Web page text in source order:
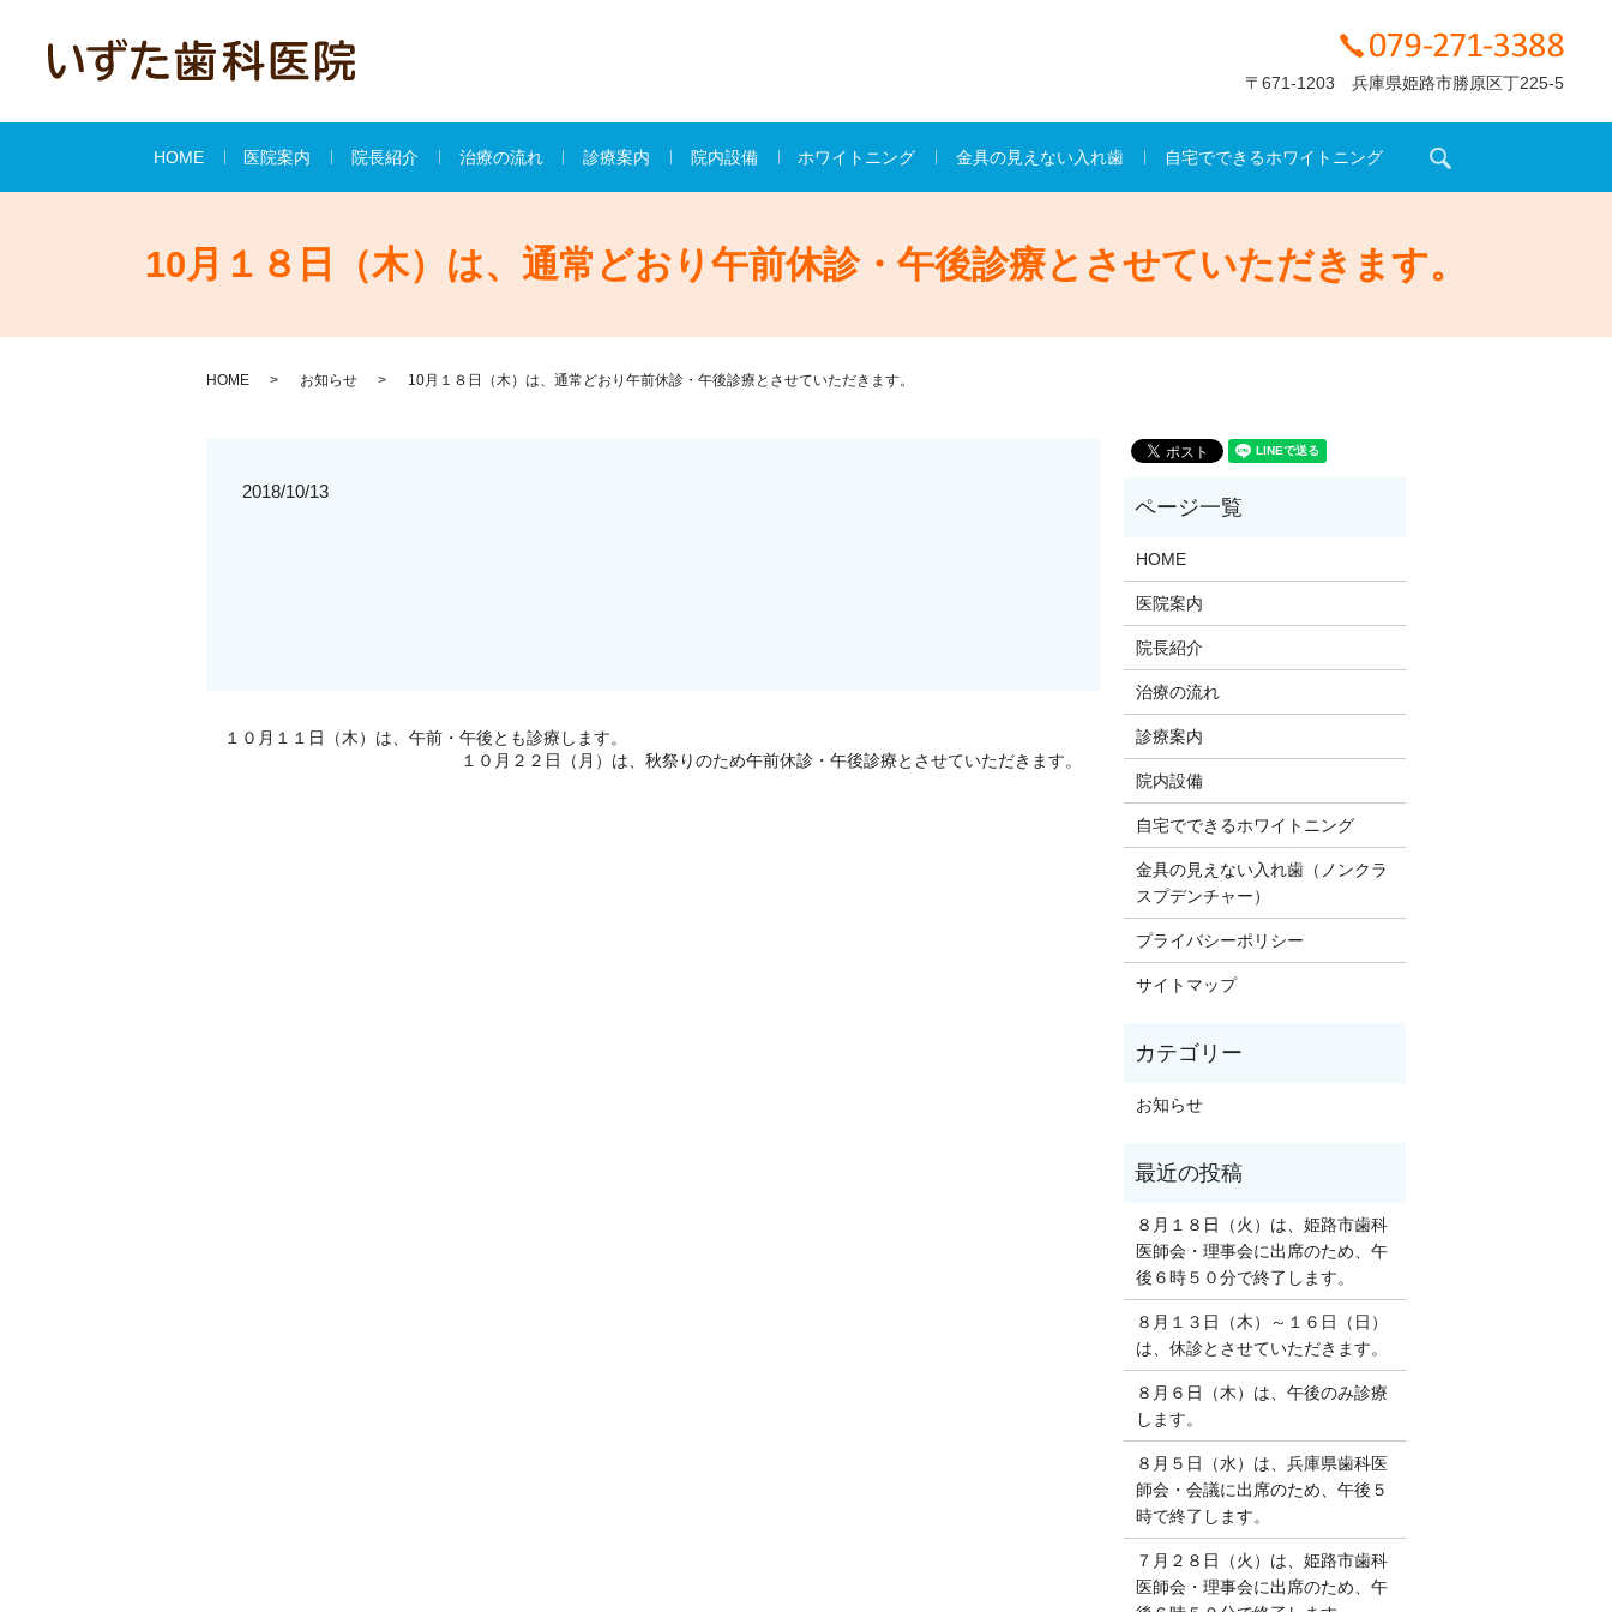
〒671-1203 兵庫県姫路市勝原区丁225-5
HOME 医院案内 院長紹介 治療の流れ 診療案内 院内設備 ホワイトニング 金具の見えない入れ歯 自宅でできるホワイトニング
10月１８日（木）は、通常どおり午前休診・午後診療とさせていただきます。
HOME お知らせ 10月１８日（木）は、通常どおり午前休診・午後診療とさせていただきます。
2018/10/13
１０月１１日（木）は、午前・午後とも診療します。
１０月２２日（月）は、秋祭りのため午前休診・午後診療とさせていただきます。
HOME
医院案内
院長紹介
治療の流れ
診療案内
院内設備
自宅でできるホワイトニング
金具の見えない入れ歯（ノンクラ
スプデンチャー）
プライバシーポリシー
サイトマップ
お知らせ
８月１８日（火）は、姫路市歯科
医師会・理事会に出席のため、午
後６時５０分で終了します。
８月１３日（木）～１６日（日）
は、休診とさせていただきます。
８月６日（木）は、午後のみ診療
します。
８月５日（水）は、兵庫県歯科医
師会・会議に出席のため、午後５
時で終了します。
７月２８日（火）は、姫路市歯科
医師会・理事会に出席のため、午